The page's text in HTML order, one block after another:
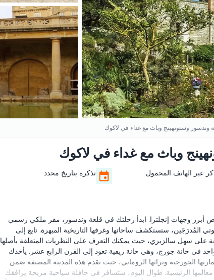
وندسور وستونهينج وباث مع غداء في لاكوك
وباث مع غداء في لاكوك
عبر الهاتف المحمول تذكرة بتاريخ محدد
أبرز وجهات إنجلترا. ابدأ رحلتك في قلعة وندسور، مقر ملكي رسمي
المُدرَجَين، ستستكشف ساحاتها وغرفها التاريخية المبهرة. تابع إلى
على سهل سالزبري، حيث يمكنك التعرف على النظريات المتعلقة بأصلها
في حانة جورج، وهي حانة ريفية تعود إلى القرن الرابع عشر. يأخذك
الجورجية وتراثها الروماني، حيث تقدم هذه المدينة المصنفة ضمن
معالمها الرئيسية. طوال اليوم، ستسافر في حافلة سياحية مريحة يرافقك